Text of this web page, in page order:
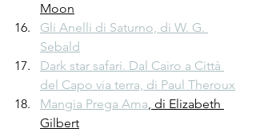
Moon
Gli Anelli di Saturno, di W. G.
Sebald
Dark star safari. Dal Cairo a Città
del Capo via terra, di Paul Theroux
Mangia Prega Ama, di Elizabeth
Gilbert